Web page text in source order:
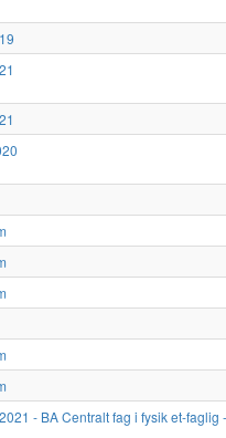
- BA Centralt fag i fysik et-faglig